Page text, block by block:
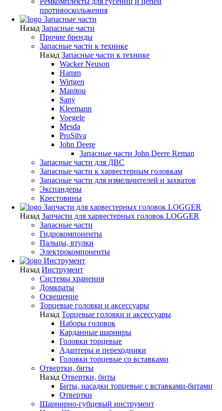
противоскольжения
Запасные части
Назад Запасные части
Прочие бренды
Запасные части к технике
Назад Запасные части к технике
Wacker Neuson
Hamm
Wirtgen
Manitou
Sany
Kleemann
Voegele
Mesda
ProSilva
John Deere
Запасные части John Deere Reman
Запасные части для ДВС
Запасные части к харвестерным головкам
Запасные части для измельчителей и захватов
Экспандеры
Крестовины
Запчасти для харвестерных головок LOGGER
Назад Запчасти для харвестерных головок LOGGER
Запасные части
Гидрокомпоненты
Пальцы, втулки
Электрокомпоненты
Инструмент
Назад Инструмент
Системы хранения
Домкраты
Освещение
Торцевые головки и аксессуары
Назад Торцевые головки и аксессуары
Наборы головок
Карданные шарниры
Головки торцевые
Адаптеры и переходники
Головки торцевые со вставками
Отвертки, биты
Назад Отвертки, биты
Биты, насадки торцевые с вставками-битами
Отвертки
Шарнирно-губцевый инструмент